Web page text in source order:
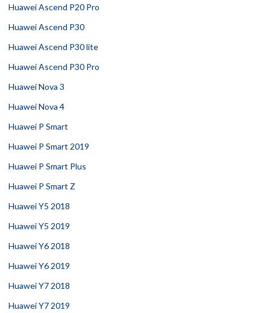
Huawei Ascend P20 Pro
Huawei Ascend P30
Huawei Ascend P30 lite
Huawei Ascend P30 Pro
Huawei Nova 3
Huawei Nova 4
Huawei P Smart
Huawei P Smart 2019
Huawei P Smart Plus
Huawei P Smart Z
Huawei Y5 2018
Huawei Y5 2019
Huawei Y6 2018
Huawei Y6 2019
Huawei Y7 2018
Huawei Y7 2019